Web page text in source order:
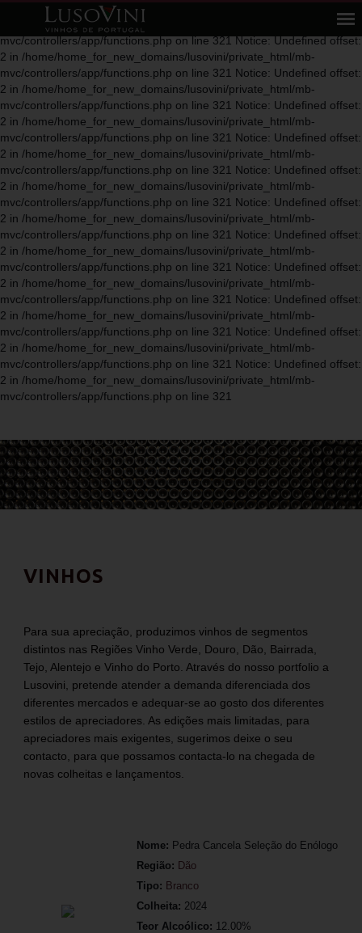
Notice: Undefined offset: 2 in
/home/home_for_new_domains/lusovini/private_html/mb-
mvc/controllers/app/functions.php on line 321 Notice: Undefined offset:
2 in /home/home_for_new_domains/lusovini/private_html/mb-
mvc/controllers/app/functions.php on line 321 Notice: Undefined offset:
2 in /home/home_for_new_domains/lusovini/private_html/mb-
mvc/controllers/app/functions.php on line 321 Notice: Undefined offset:
2 in /home/home_for_new_domains/lusovini/private_html/mb-
mvc/controllers/app/functions.php on line 321 Notice: Undefined offset:
2 in /home/home_for_new_domains/lusovini/private_html/mb-
mvc/controllers/app/functions.php on line 321 Notice: Undefined offset:
2 in /home/home_for_new_domains/lusovini/private_html/mb-
mvc/controllers/app/functions.php on line 321 Notice: Undefined offset:
2 in /home/home_for_new_domains/lusovini/private_html/mb-
mvc/controllers/app/functions.php on line 321 Notice: Undefined offset:
2 in /home/home_for_new_domains/lusovini/private_html/mb-
mvc/controllers/app/functions.php on line 321 Notice: Undefined offset:
2 in /home/home_for_new_domains/lusovini/private_html/mb-
mvc/controllers/app/functions.php on line 321 Notice: Undefined offset:
2 in /home/home_for_new_domains/lusovini/private_html/mb-
mvc/controllers/app/functions.php on line 321 Notice: Undefined offset:
2 in /home/home_for_new_domains/lusovini/private_html/mb-
mvc/controllers/app/functions.php on line 321 Notice: Undefined offset:
2 in /home/home_for_new_domains/lusovini/private_html/mb-
mvc/controllers/app/functions.php on line 321
VINHOS
Para sua apreciação, produzimos vinhos de segmentos
distintos nas Regiões Vinho Verde, Douro, Dão, Bairrada,
Tejo, Alentejo e Vinho do Porto. Através do nosso portfolio a
Lusovini, pretende atender a demanda diferenciada dos
diferentes mercados e adequar-se ao gosto dos diferentes
estilos de apreciadores. As edições mais limitadas, para
apreciadores mais exigentes, sugerimos deixe o seu
contacto, para que possamos contacta-lo na chegada de
novas colheitas e lançamentos.
Nome: Pedra Cancela Seleção do Enólogo
Região: Dão
Tipo: Branco
Colheita: 2024
Teor Alcoólico: 12.00%